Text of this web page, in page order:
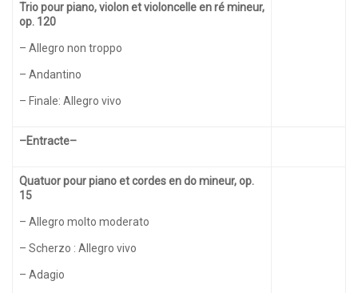
Trio pour piano, violon et violoncelle en ré mineur,
op. 120
– Allegro non troppo
– Andantino
– Finale: Allegro vivo
–Entracte–
Quatuor pour piano et cordes en do mineur, op.
15
– Allegro molto moderato
– Scherzo : Allegro vivo
– Adagio